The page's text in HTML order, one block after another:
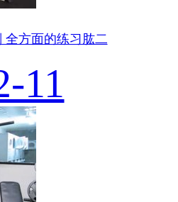
全方面的练习肱二
11